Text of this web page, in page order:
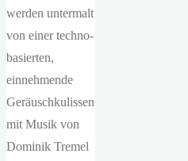
werden untermalt
von einer techno-
basierten,
einnehmende
Geräuschkulissen
mit Musik von
Dominik Tremel